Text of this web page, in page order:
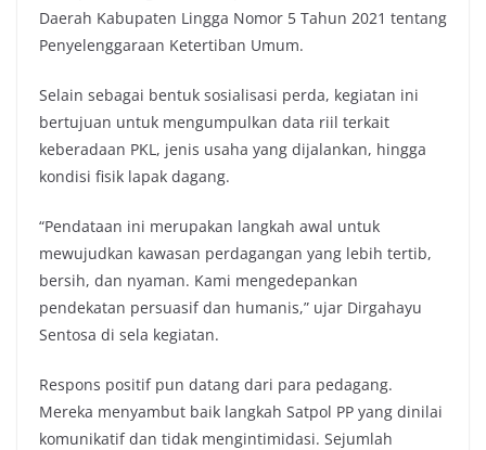
Daerah Kabupaten Lingga Nomor 5 Tahun 2021 tentang
Penyelenggaraan Ketertiban Umum.
Selain sebagai bentuk sosialisasi perda, kegiatan ini
bertujuan untuk mengumpulkan data riil terkait
keberadaan PKL, jenis usaha yang dijalankan, hingga
kondisi fisik lapak dagang.
“Pendataan ini merupakan langkah awal untuk
mewujudkan kawasan perdagangan yang lebih tertib,
bersih, dan nyaman. Kami mengedepankan
pendekatan persuasif dan humanis,” ujar Dirgahayu
Sentosa di sela kegiatan.
Respons positif pun datang dari para pedagang.
Mereka menyambut baik langkah Satpol PP yang dinilai
komunikatif dan tidak mengintimidasi. Sejumlah